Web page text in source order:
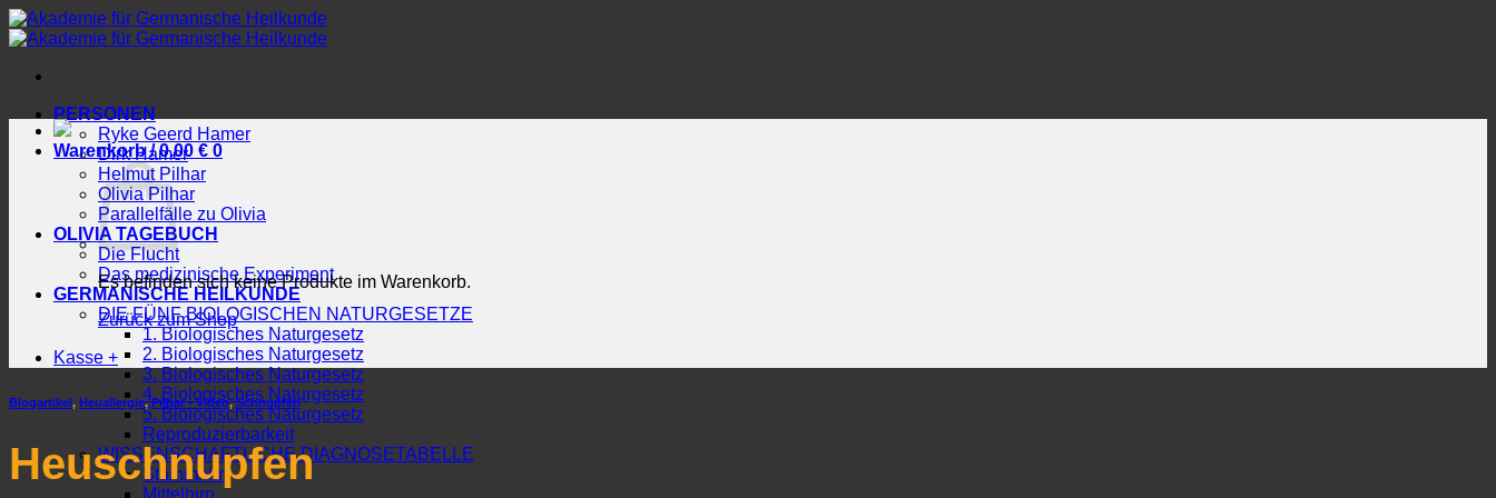
Zum
Inhalt
PERSONEN
Ryke Geerd Hamer
Dirk Hamer
Helmut Pilhar
Olivia Pilhar
Parallelfälle zu Olivia
OLIVIA TAGEBUCH
Die Flucht
Das medizinische Experiment
GERMANISCHE HEILKUNDE
DIE FÜNF BIOLOGISCHEN NATURGESETZE
1. Biologisches Naturgesetz
2. Biologisches Naturgesetz
3. Biologisches Naturgesetz
4. Biologisches Naturgesetz
5. Biologisches Naturgesetz
Reproduzierbarkeit
WISSENSCHAFTLICHE DIAGNOSETABELLE
Stammhirn
Mittelhirn
Warenkorb /0.00 € 0
Es befinden sich keine Produkte im Warenkorb.
Zurück zum Shop
Kasse +
Blogartikel, Heuallergie,Pilhar - Video,Schnupfen
Heuschnupfen